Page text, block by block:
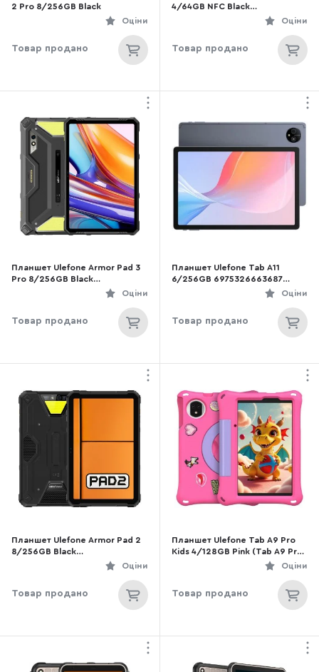
2 Pro 8/256GB Black
Оціни
Товар продано
4/64GB NFC Black
Оціни
Товар продано
Планшет Ulefone Armor Pad 3
Pro 8/256GB Black
Оціни
Товар продано
Планшет Ulefone Tab A11
6/256GB 6975326663687
Оціни
Товар продано
Планшет Ulefone Armor Pad 2
8/256GB Black
Оціни
Товар продано
Планшет Ulefone Tab A9 Pro
Kids 4/128GB Pink (Tab A9 Pro
Оціни
Товар продано